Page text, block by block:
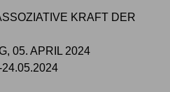
KRAFT DER
05. APRIL 2024